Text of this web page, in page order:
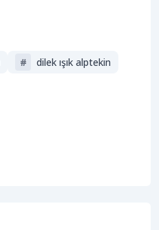
#
dilek ışık alptekin